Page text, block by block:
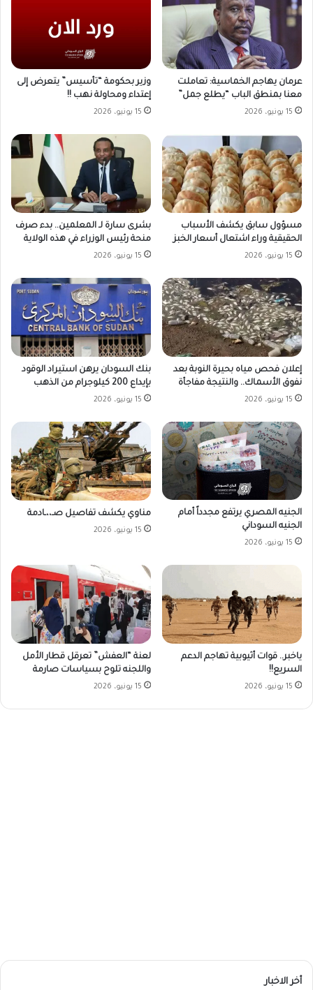
عرمان يهاجم الخماسية: تعاملت
معنا بمنطق الباب “يطلع جمل”
15 يونيو، 2026
وزير بحكومة “تأسيس” يتعرض إلى
إعتداء ومحاولة نهب !!
15 يونيو، 2026
مسؤول سابق يكشف الأسباب
الحقيقية وراء اشتعال أسعار الخبز
15 يونيو، 2026
بشرى سارة لـ المعلمين.. بدء صرف
منحة رئيس الوزراء في هذه الولاية
15 يونيو، 2026
إعلان فحص مياه بحيرة النوبة بعد
نفوق الأسماك.. والنتيجة مفاجأة
15 يونيو، 2026
بنك السودان يرهن استيراد الوقود
بإيداع 200 كيلوجرام من الذهب
15 يونيو، 2026
الجنيه المصري يرتفع مجدداً أمام
الجنيه السوداني
15 يونيو، 2026
مناوي يكشف تفاصيل صـ،،ـادمة
15 يونيو، 2026
ياخبر.. قوات أثيوبية تهاجم الدعم
السريع!!
15 يونيو، 2026
لعنة “العفش” تعرقل قطار الأمل
واللجنه تلوح بسياسات صارمة
15 يونيو، 2026
أخر الاخبار